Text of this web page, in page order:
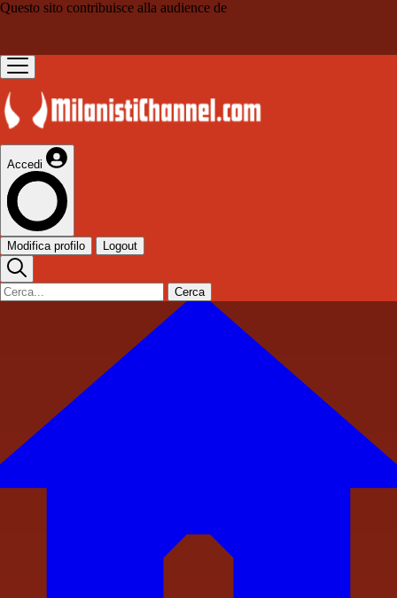
Questo sito contribuisce alla audience de
Accedi
Modifica profilo Logout
Cerca